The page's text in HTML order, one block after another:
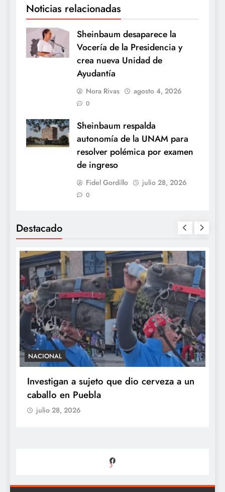
Noticias relacionadas
Sheinbaum desaparece la
Vocería de la Presidencia y
crea nueva Unidad de
Ayudantía
Nora Rivas agosto 4, 2026
0
Sheinbaum respalda
autonomía de la UNAM para
resolver polémica por examen
de ingreso
Fidel Gordillo julio 28, 2026
0
Destacado
NACIONAL
Investigan a sujeto que dio cerveza a un
caballo en Puebla
julio 28, 2026